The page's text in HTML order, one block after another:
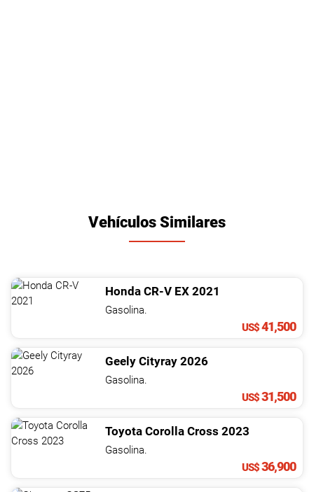
Vehículos Similares
Honda CR-V EX 2021
Gasolina.
US$41,500
Geely Cityray 2026
Gasolina.
US$31,500
Toyota Corolla Cross 2023
Gasolina.
US$36,900